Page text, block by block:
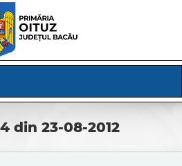
din 23-08-2012